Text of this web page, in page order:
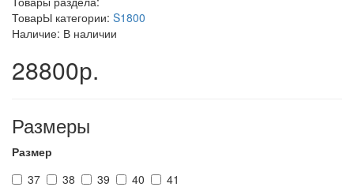
ТоварЫ категории: S1800
Наличие: В наличии
28800р.
Размеры
Размер
37
38 39 40 41